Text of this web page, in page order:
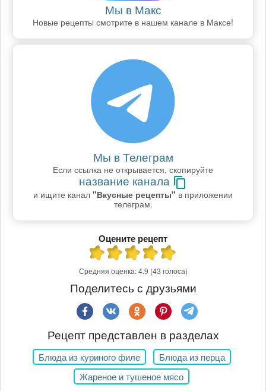
Мы в Макс
Новые рецепты смотрите в нашем канале в Максе!
Мы в Телеграм
Если ссылка не открывается, скопируйте
название канала
и ищите канал "Вкусные рецепты" в приложении
телеграм.
Оцените рецепт
Средняя оценка:4.9 (43 голоса)
Поделитесь с друзьями
Рецепт представлен в разделах
Блюда из куриного филе
Блюда из перца
Жареное и тушеное мясо